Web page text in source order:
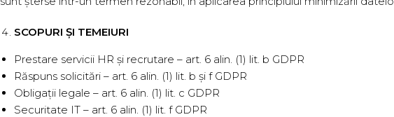
SCOPURI ȘI TEMEIURI
Prestare servicii HR și recrutare – art. 6 alin. (1) lit. b GDPR
Răspuns solicitări – art. 6 alin. (1) lit. b și f GDPR
Obligații legale – art. 6 alin. (1) lit. c GDPR
Securitate IT – art. 6 alin. (1) lit. f GDPR